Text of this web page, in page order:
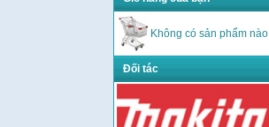
Không có sản phẩm nào
Đối tác